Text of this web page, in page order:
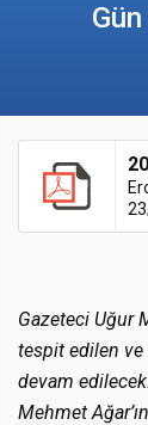
Gazeteci Uğur
tespit edilen ve
devam
Mehmet